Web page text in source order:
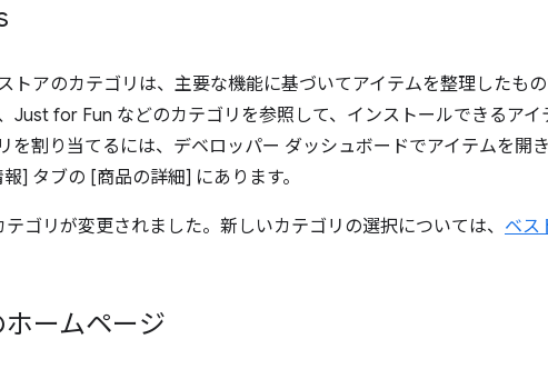
トアのカテゴリは、主要な機能に基づいてアイテムを整理したも
Just for Fun などのカテゴリを参照して、インストールできるア
を割り当てるには、デベロッパー ダッシュボードでアイテムを開
] タブの [商品の詳細] にあります。
ゴリが変更されました。新しいカテゴリの選択については、 ベス
ームページ